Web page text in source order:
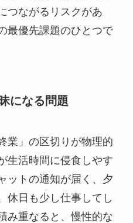
つながるリスクがあ
最優先課題のひとつで
になる問題
業」の区切りが物理的
生活時間に侵食しやす
ットの通知が届く、夕
休日も少し仕事してし
重なると、慢性的な